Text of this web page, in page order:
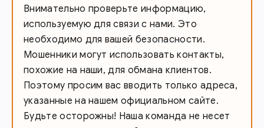
Внимательно проверьте информацию,
используемую для связи с нами. Это
необходимо для вашей безопасности.
Мошенники могут использовать контакты,
похожие на наши, для обмана клиентов.
Поэтому просим вас вводить только адреса,
указанные на нашем официальном сайте.
Будьте осторожны! Наша команда не несет